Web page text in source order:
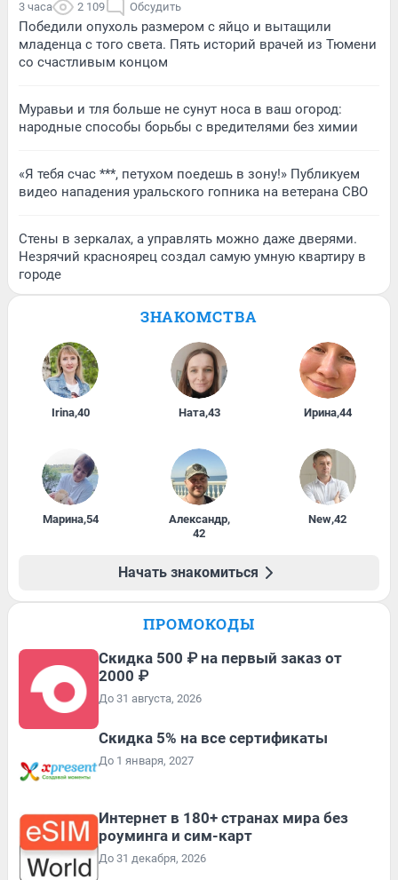
3 часа 2 109 Обсудить
Победили опухоль размером с яйцо и вытащили
младенца с того света. Пять историй врачей из Тюмени
со счастливым концом
Муравьи и тля больше не сунут носа в ваш огород:
народные способы борьбы с вредителями без химии
«Я тебя счас ***, петухом поедешь в зону!» Публикуем
видео нападения уральского гопника на ветерана СВО
Стены в зеркалах, а управлять можно даже дверями.
Незрячий красноярец создал самую умную квартиру в
городе
ЗНАКОМСТВА
Irina,40 Ната,43 Ирина,44
Марина,54 Александр,
42
New,42
Начать знакомиться
ПРОМОКОДЫ
Скидка 500 ₽ на первый заказ от
2000 ₽
До 31 августа, 2026
Скидка 5% на все сертификаты
До 1 января, 2027
Интернет в 180+ странах мира без
роуминга и сим-карт
До 31 декабря, 2026